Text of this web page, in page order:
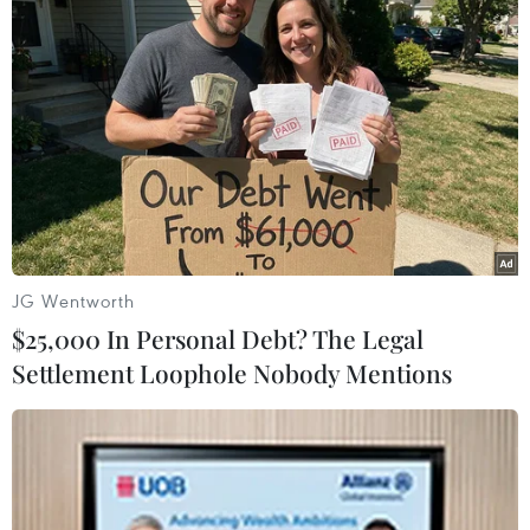
TIN LIÊN QUAN
JG Wentworth
$25,000 In Personal Debt? The Legal
Settlement Loophole Nobody Mentions